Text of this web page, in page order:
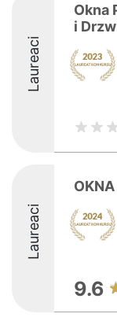
Laureaci
Okna
i
Laureaci
9.6